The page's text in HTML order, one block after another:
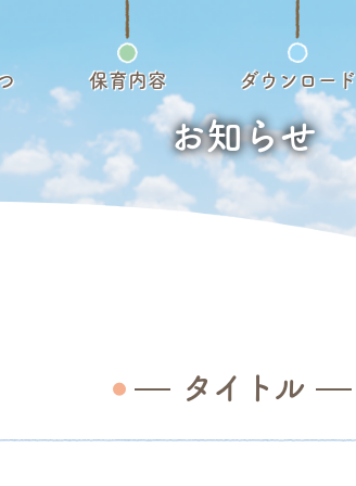
保育内容 ダウンロード
お知らせ
タイトル